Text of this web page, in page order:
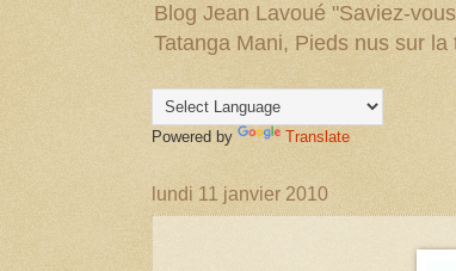
Blog Jean Lavoué "Saviez-
Tatanga Mani, Pieds nus sur
Powered by Translate
lundi 11 janvier 2010